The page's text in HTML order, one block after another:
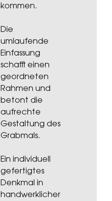
kommen.
Die
umlaufende
Einfassung
schafft einen
geordneten
Rahmen und
betont die
aufrechte
Gestaltung des
Grabmals.
Ein individuell
gefertigtes
Denkmal in
handwerklicher